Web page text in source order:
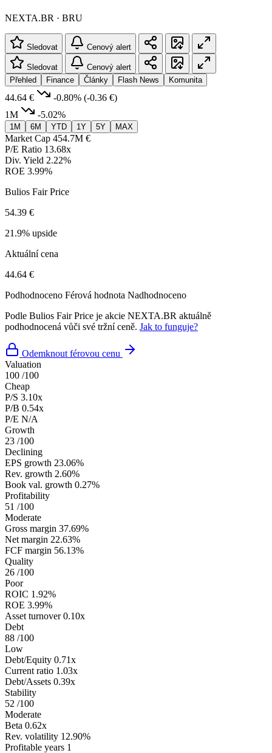
NEXTA.BR · BRU
Sledovat Cenový alert
Sledovat
Cenový alert
Přehled
Finance Články Flash News Komunita
44.64 € -0.80% (-0.36 €)
1M
-5.02%
1M 6M YTD 1Y 5Y MAX
Market Cap 454.7M €
P/E Ratio 13.68x
Div. Yield 2.22%
ROE 3.99%
Bulios Fair Price
54.39 €
21.9% upside
Aktuální cena
44.64 €
Podhodnoceno Férová hodnota Nadhodnoceno
Podle Bulios Fair Price je akcie NEXTA.BR aktuálně
podhodnocená vůči své tržní ceně. Jak to funguje?
Odemknout férovou cenu
Valuation
100 /100
Cheap
P/S 3.10x
P/B 0.54x
P/E N/A
Growth
23 /100
Declining
EPS growth 23.06%
Rev. growth 2.60%
Book val. growth 0.27%
Profitability
51 /100
Moderate
Gross margin 37.69%
Net margin 22.63%
FCF margin 56.13%
Quality
26 /100
Poor
ROIC 1.92%
ROE 3.99%
Asset turnover 0.10x
Debt
88 /100
Low
Debt/Equity 0.71x
Current ratio 1.03x
Debt/Assets 0.39x
Stability
52 /100
Moderate
Beta 0.62x
Rev. volatility 12.90%
Profitable years 1